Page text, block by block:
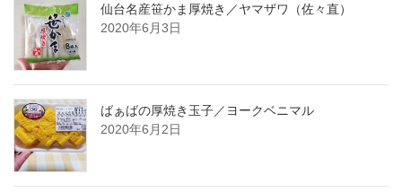
仙台名産笹かま厚焼き／ヤマザワ（佐々直）
2020年6月3日
ばぁばの厚焼き玉子／ヨークベニマル
2020年6月2日